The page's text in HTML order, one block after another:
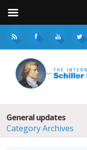
General updates
Category Archives